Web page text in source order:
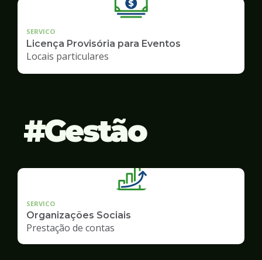
SERVICO
Licença Provisória para Eventos
Locais particulares
Gestão
SERVICO
Organizações Sociais
Prestação de contas